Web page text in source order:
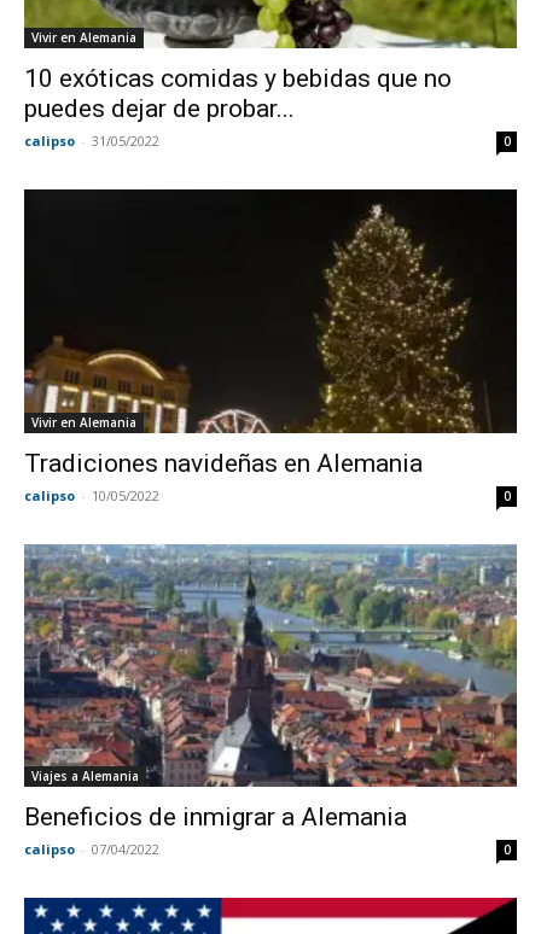
Vivir en Alemania
10 exóticas comidas y bebidas que no
puedes dejar de probar...
calipso - 31/05/2022 0
Vivir en Alemania
Tradiciones navideñas en Alemania
calipso - 10/05/2022 0
Viajes a Alemania
Beneficios de inmigrar a Alemania
calipso - 07/04/2022 0